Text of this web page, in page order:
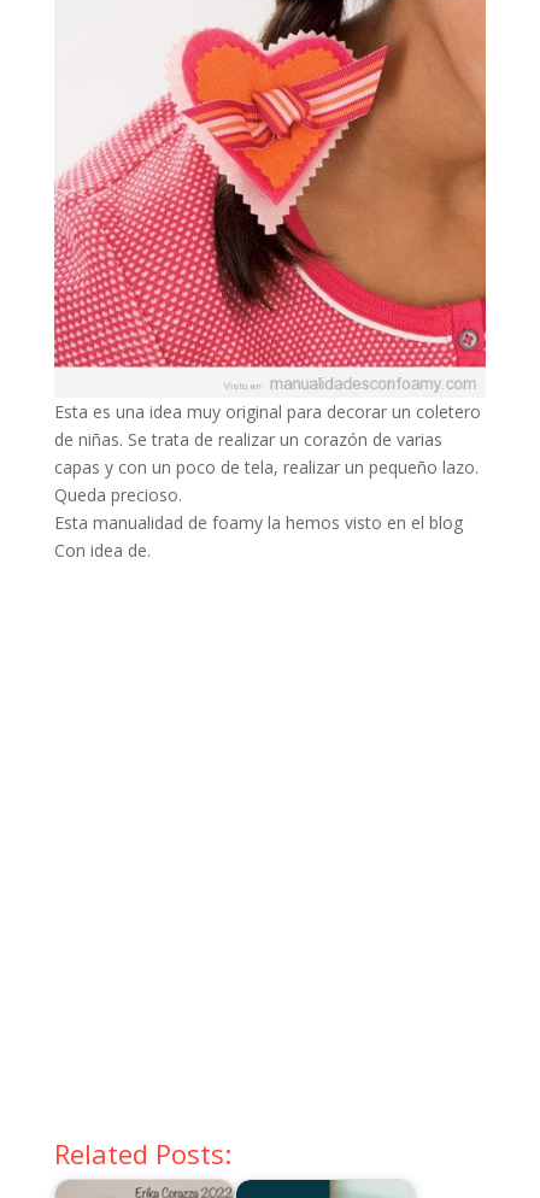
Esta es una idea muy original para decorar un coletero
de niñas. Se trata de realizar un corazón de varias
capas y con un poco de tela, realizar un pequeño lazo.
Queda precioso.
Esta manualidad de foamy la hemos visto en el blog
Con idea de.
Related Posts: